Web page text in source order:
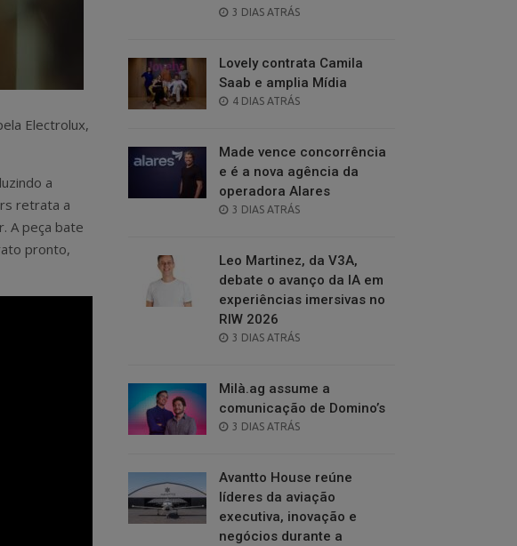
Electrolux,
a
retrata a
A peça bate
pronto,
POSTED
3 DIAS ATRÁS
Lovely contrata Camila
Saab e amplia Mídia
POSTED
4 DIAS ATRÁS
Made vence concorrência
e é a nova agência da
operadora Alares
POSTED
3 DIAS ATRÁS
Leo Martinez, da V3A,
debate o avanço da IA em
experiências imersivas no
RIW 2026
POSTED
3 DIAS ATRÁS
Milà.ag assume a
comunicação de Domino’s
POSTED
3 DIAS ATRÁS
Avantto House reúne
líderes da aviação
executiva, inovação e
negócios durante a